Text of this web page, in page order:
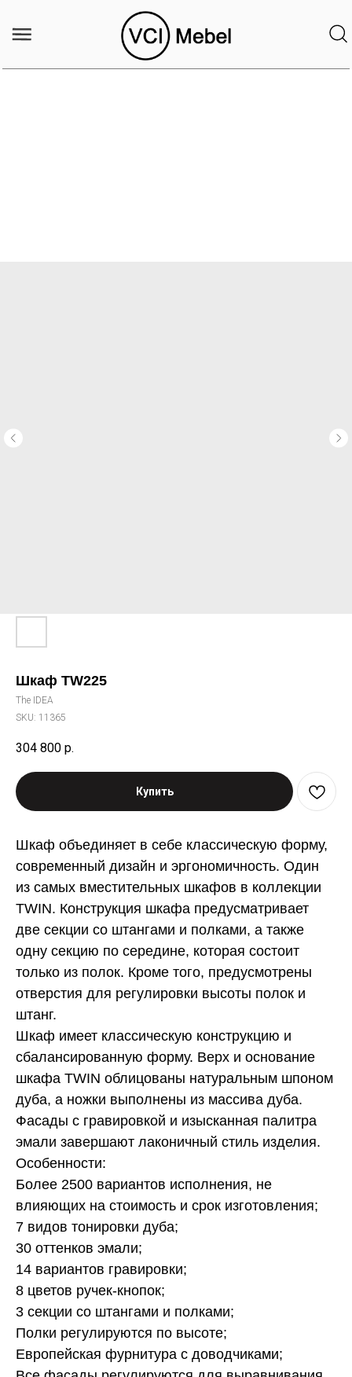
Шкаф TW225
The IDEA
SKU: 11365
304 800 р.
Купить
Шкаф объединяет в себе классическую форму,
современный дизайн и эргономичность. Один
из самых вместительных шкафов в коллекции
TWIN. Конструкция шкафа предусматривает
две секции со штангами и полками, а также
одну секцию по середине, которая состоит
только из полок. Кроме того, предусмотрены
отверстия для регулировки высоты полок и
штанг.
Шкаф имеет классическую конструкцию и
сбалансированную форму. Верх и основание
шкафа TWIN облицованы натуральным шпоном
дуба, а ножки выполнены из массива дуба.
Фасады с гравировкой и изысканная палитра
эмали завершают лаконичный стиль изделия.
Особенности:
Более 2500 вариантов исполнения, не
влияющих на стоимость и срок изготовления;
7 видов тонировки дуба;
30 оттенков эмали;
14 вариантов гравировки;
8 цветов ручек-кнопок;
3 секции со штангами и полками;
Полки регулируются по высоте;
Европейская фурнитура с доводчиками;